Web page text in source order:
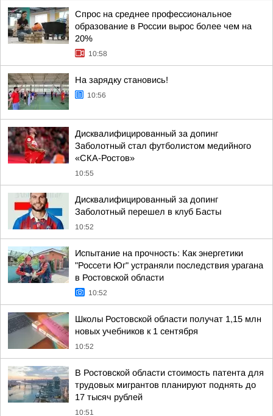
Спрос на среднее профессиональное
образование в России вырос более чем на
20%
10:58
На зарядку становись!
10:56
Дисквалифицированный за допинг
Заболотный стал футболистом медийного
«СКА-Ростов»
10:55
Дисквалифицированный за допинг
Заболотный перешел в клуб Басты
10:52
Испытание на прочность: Как энергетики
"Россети Юг" устраняли последствия урагана
в Ростовской области
10:52
Школы Ростовской области получат 1,15 млн
новых учебников к 1 сентября
10:52
В Ростовской области стоимость патента для
трудовых мигрантов планируют поднять до
17 тысяч рублей
10:51